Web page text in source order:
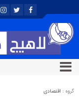
گروه : اقتصادی